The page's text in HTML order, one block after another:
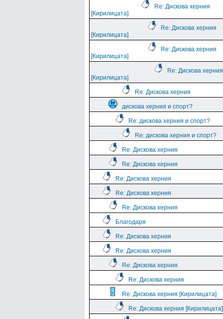
Re: Дискова херния
[Кирилицата]
Re: Дискова херния
[Кирилицата]
Re: Дискова херния
[Кирилицата]
Re: Дискова херния
[Кирилицата]
Re: Дискова херния
дискова херния и спорт?
Re: дискова херния и спорт?
Re: дискова херния и спорт?
Re: Дискова херния
Re: Дискова херния
Re: Дискова херния
Re: Дискова херния
Re: Дискова херния
Благодаря
Re: Дискова херния
Re: Дискова херния
Re: Дискова херния
Re: Дискова херния
Re: Дискова херния [Кирилицата]
Re: Дискова херния [Кирилицата]